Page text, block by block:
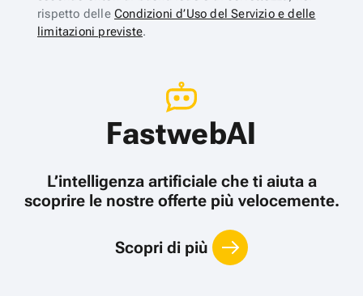
rispetto delle Condizioni d’Uso del Servizio e delle
limitazioni previste.
FastwebAI
L’intelligenza artificiale che ti aiuta a
scoprire le nostre offerte più velocemente.
Scopri di più